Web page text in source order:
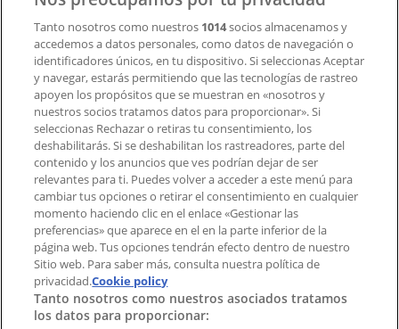
Contacto
Contacto comercial y de marketing
Tienda mal colocada en el mapa
Notificar un folleto
¿Encontraste un problema en la web o en la
aplicación?
Índices
Marcas
Negocios
Negocios cercanos
Tanto nosotros como nuestros 1014socios almacenamos y
accedemos a datos personales, como datos de navegación o
identificadores únicos, en tu dispositivo. Si seleccionas Aceptar
y navegar, estarás permitiendo que las tecnologías de rastreo
apoyen los propósitos que se muestran en «nosotros y
nuestros socios tratamos datos para proporcionar». Si
seleccionas Rechazar o retiras tu consentimiento, los
deshabilitarás. Si se deshabilitan los rastreadores, parte del
contenido y los anuncios que ves podrían dejar de ser
relevantes para ti. Puedes volver a acceder a este menú para
cambiar tus opciones o retirar el consentimiento en cualquier
momento haciendo clic en el enlace «Gestionar las
preferencias» que aparece en el en la parte inferior de la
página web. Tus opciones tendrán efecto dentro de nuestro
Sitio web. Para saber más, consulta nuestra política de
privacidad.Cookie policy
Tanto nosotros como nuestros asociados tratamos
los datos para proporcionar: